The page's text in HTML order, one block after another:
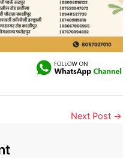
Next Post →